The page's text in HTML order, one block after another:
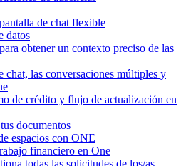
de chat flexible
datos
obtener un contexto preciso de las
chat, las conversaciones múltiples y
de crédito y flujo de actualización en
documentos
espacios con ONE
financiero en One
todas las solicitudes de los/as